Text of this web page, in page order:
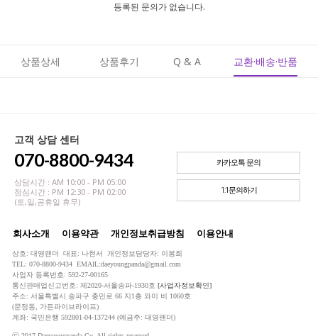
등록된 문의가 없습니다.
상품상세 상품후기 Q & A 교환·배송·반품
고객 상담 센터
070-8800-9434
상담시간 : AM 10:00 - PM 05:00
점심시간 : PM 12:30 - PM 02:00
(토,일,공휴일 휴무)
카카오톡 문의
1:1문의하기
회사소개 이용약관 개인정보취급방침 이용안내
상호: 대영팬더 대표: 나현서 개인정보담당자: 이봉희
TEL: 070-8800-9434 EMAIL:daeyoungpanda@gmail.com
사업자 등록번호: 592-27-00165
통신판매업신고번호: 제2020-서울송파-1930호 [사업자정보확인]
주소: 서울특별시 송파구 충민로 66 지1층 와이 비 1060호
(문정동, 가든파이브라이프)
계좌: 국민은행 592801-04-137244 (예금주: 대영팬더)